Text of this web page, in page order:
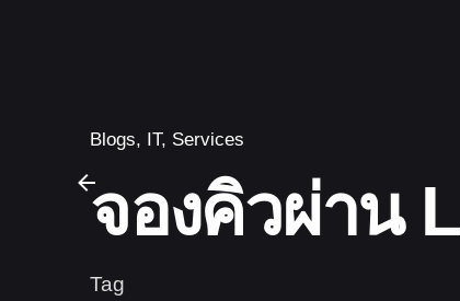
Blogs IT Services
จองคิวผ่าน
Tag